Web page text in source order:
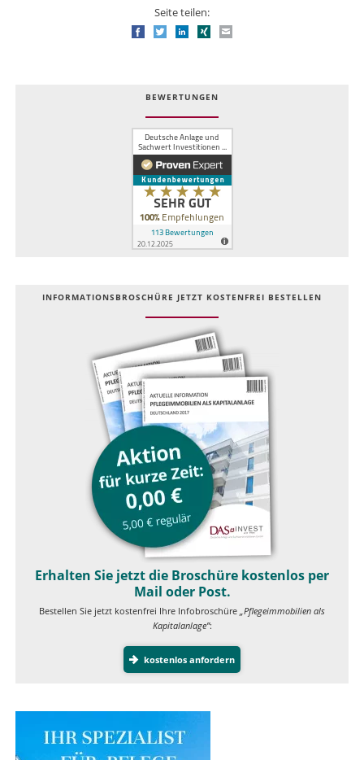
Seite teilen:
FacebookTwitterLinkedIn
Xing
BEWERTUNGEN
INFOR­MATIONS­BROSCHÜRE JETZT KOSTEN­FREI BESTELLEN
Erhalten Sie jetzt die Broschüre kostenlos per
Mail oder Post.
Bestellen Sie jetzt kostenfrei Ihre Infobroschüre „Pflegeimmobilien als
Kapitalanlage”:
kostenlos anfordern